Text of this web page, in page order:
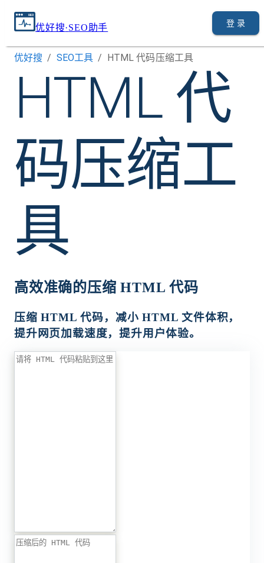
优好搜·SEO助手 登 录
优好搜 / SEO工具 / HTML 代码压缩工具
HTML 代
码压缩工
具
高效准确的压缩 HTML 代码
压缩 HTML 代码，减小 HTML 文件体积，
提升网页加载速度，提升用户体验。